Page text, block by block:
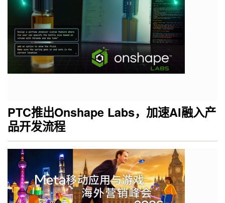
PTC推出Onshape Labs，加速AI融入产
品开发流程